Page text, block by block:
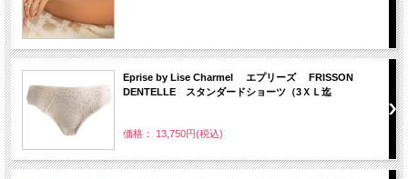
Eprise by Lise Charmel エプリーズ FRISSON
DENTELLE スタンダードショーツ（3ＸＬ迄
価格： 13,750円(税込)